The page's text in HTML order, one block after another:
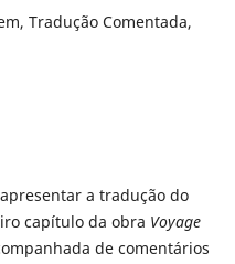
Tradução Comentada,
a tradução do
capítulo da obra Voyage
de comentários